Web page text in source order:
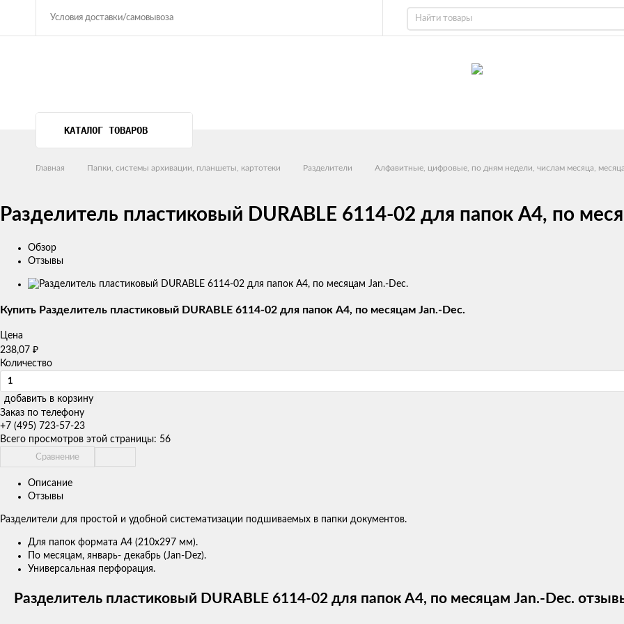
Условия доставки/самовывоза
КАТАЛОГ ТОВАРОВ
Главная Папки, системы архивации, планшеты, картотеки Разделители Алфавитные, цифровые, по дням недели, числам месяца,
Разделитель пластиковый DURABLE 6114-02 для папок А4, по
Обзор
Отзывы
Изображения
товаров
Купить Разделитель пластиковый DURABLE 6114-02 для папок А4, по месяцам Jan.-Dec.
Цена
238,07 ₽
Количество
добавить в корзину
Заказ по телефону
+7 (495) 723-57-23
Всего просмотров этой страницы: 56
Сравнение
Описание
Отзывы
Разделители для простой и удобной систематизации подшиваемых в папки документов.
Для папок формата А4 (210х297 мм).
По месяцам, январь- декабрь (Jan-Dez).
Универсальная перфорация.
Разделитель пластиковый DURABLE 6114-02 для папок А4, по месяцам Jan.-Dec.